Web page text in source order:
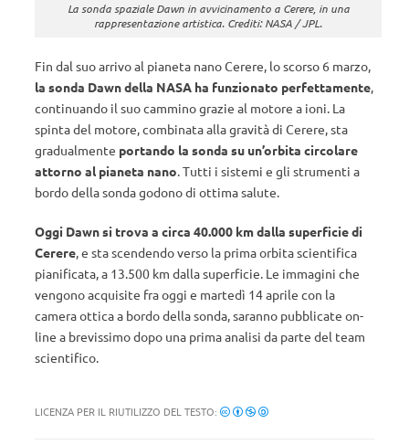
La sonda spaziale Dawn in avvicinamento a Cerere, in una
rappresentazione artistica. Crediti: NASA / JPL.
Fin dal suo arrivo al pianeta nano Cerere, lo scorso 6 marzo,
la sonda Dawn della NASA ha funzionato perfettamente,
continuando il suo cammino grazie al motore a ioni. La
spinta del motore, combinata alla gravità di Cerere, sta
gradualmente portando la sonda su un’orbita circolare
attorno al pianeta nano. Tutti i sistemi e gli strumenti a
bordo della sonda godono di ottima salute.
Oggi Dawn si trova a circa 40.000 km dalla superficie di
Cerere, e sta scendendo verso la prima orbita scientifica
pianificata, a 13.500 km dalla superficie. Le immagini che
vengono acquisite fra oggi e martedì 14 aprile con la
camera ottica a bordo della sonda, saranno pubblicate on-
line a brevissimo dopo una prima analisi da parte del team
scientifico.
LICENZA PER IL RIUTILIZZO DEL TESTO: